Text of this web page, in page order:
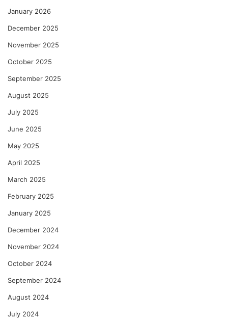
January 2026
December 2025
November 2025
October 2025
September 2025
August 2025
July 2025
June 2025
May 2025
April 2025
March 2025
February 2025
January 2025
December 2024
November 2024
October 2024
September 2024
August 2024
July 2024